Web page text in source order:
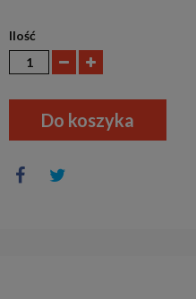
Ilość
Do koszyka